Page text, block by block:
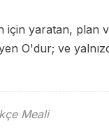
yaratan, plan
O'dur; ve
Meali